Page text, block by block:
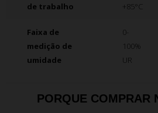
de trabalho
+85°C
Faixa de
medição de
umidade
0-
100%
UR
PORQUE COMPRAR